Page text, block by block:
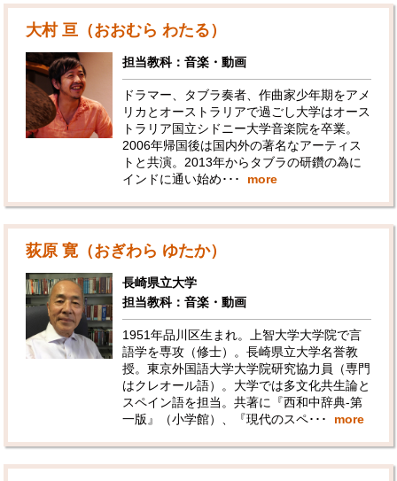
大村 亘（おおむら わたる）
担当教科：音楽・動画
ドラマー、タブラ奏者、作曲家少年期をアメ
リカとオーストラリアで過ごし大学はオース
トラリア国立シドニー大学音楽院を卒業。
2006年帰国後は国内外の著名なアーティス
トと共演。2013年からタブラの研鑽の為に
インドに通い始め･･･
more
荻原 寛（おぎわら ゆたか）
長崎県立大学
担当教科：音楽・動画
1951年品川区生まれ。上智大学大学院で言
語学を専攻（修士）。長崎県立大学名誉教
授。東京外国語大学大学院研究協力員（専門
はクレオール語）。大学では多文化共生論と
スペイン語を担当。共著に『西和中辞典‐第
一版』（小学館）、『現代のスペ･･･
more